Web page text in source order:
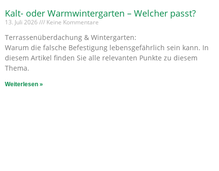
Kalt- oder Warmwintergarten – Welcher passt?
13. Juli 2026 Keine Kommentare
Terrassenüberdachung & Wintergarten:
Warum die falsche Befestigung lebensgefährlich sein kann. In
diesem Artikel finden Sie alle relevanten Punkte zu diesem
Thema.
Weiterlesen »